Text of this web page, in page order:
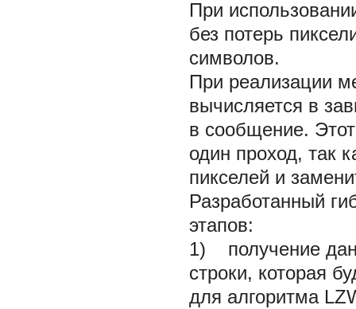
При
без потерь
символов.
При реализации
вычисляется в
в сообщение.
один проход, так
пикселей и
Разработанный
этапов:
1) получение
строки, которая
для алгоритма